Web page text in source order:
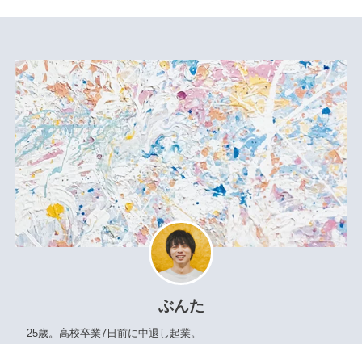
ぶんた
25歳。高校卒業7日前に中退し起業。